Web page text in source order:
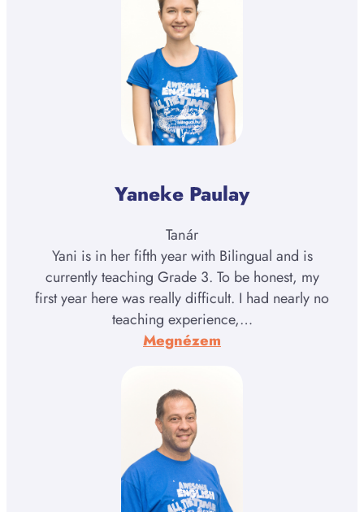
Yaneke Paulay
Tanár
Yani is in her fifth year with Bilingual and is
currently teaching Grade 3. To be honest, my
first year here was really difficult. I had nearly no
teaching experience,…
Megnézem